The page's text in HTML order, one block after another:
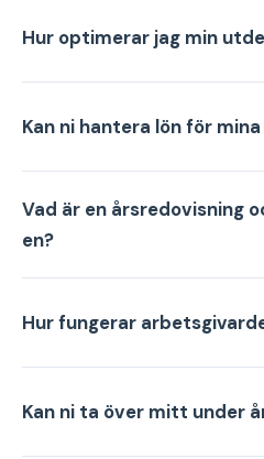
Hur optimerar jag min
Kan ni hantera lön för
Vad är en årsredovisning
en?
Hur fungerar
Kan ni ta över mitt under